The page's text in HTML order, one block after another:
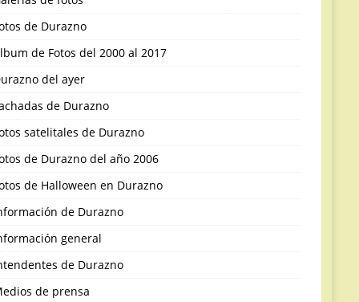
de Durazno
de Fotos del 2000 al 2017
del ayer
de Durazno
satelitales de Durazno
de Durazno del año 2006
de Halloween en Durazno
de Durazno
general
de Durazno
de prensa